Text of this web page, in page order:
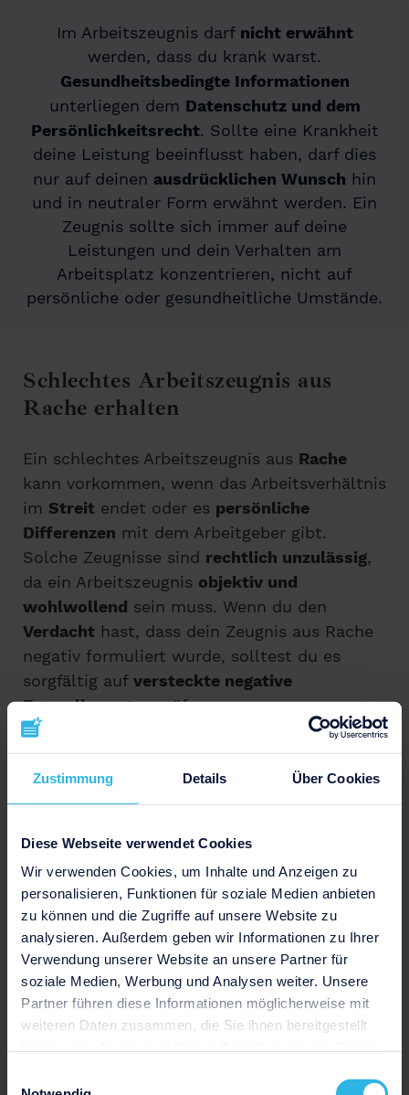
Zustimmung Details Über Cookies
Diese Webseite verwendet Cookies
Wir verwenden Cookies, um Inhalte und Anzeigen zu
personalisieren, Funktionen für soziale Medien anbieten
zu können und die Zugriffe auf unsere Website zu
analysieren. Außerdem geben wir Informationen zu Ihrer
Verwendung unserer Website an unsere Partner für
soziale Medien, Werbung und Analysen weiter. Unsere
Partner führen diese Informationen möglicherweise mit
weiteren Daten zusammen, die Sie ihnen bereitgestellt
Im Arbeitszeugnis darf nicht erwähnt
werden, dass du krank warst.
Gesundheitsbedingte Informationen
unterliegen dem Datenschutz und dem
Persönlichkeitsrecht. Sollte eine Krankheit
deine Leistung beeinflusst haben, darf dies
nur auf deinen ausdrücklichen Wunsch hin
und in neutraler Form erwähnt werden. Ein
Zeugnis sollte sich immer auf deine
Leistungen und dein Verhalten am
Arbeitsplatz konzentrieren, nicht auf
persönliche oder gesundheitliche Umstände.
Schlechtes Arbeitszeugnis aus
Rache erhalten
Ein schlechtes Arbeitszeugnis aus Rache
kann vorkommen, wenn das Arbeitsverhältnis
im Streit endet oder es persönliche
Differenzen mit dem Arbeitgeber gibt.
Solche Zeugnisse sind rechtlich unzulässig,
da ein Arbeitszeugnis objektiv und
wohlwollend sein muss. Wenn du den
Verdacht hast, dass dein Zeugnis aus Rache
negativ formuliert wurde, solltest du es
sorgfältig auf versteckte negative
Formulierungenprüfen.
In solchen Fällen empfiehlt es sich, zunächst
das Gespräch mit dem Arbeitgeberzu
suchen, um dieDifferenzenaus dem Weg zu
Sollte das nicht helfen, können
Schrittein Erwägung gezogen werden, wie
eine Klage vor dem Arbeitsgericht, um ein
faires Zeugnis
zu erhalten.
In beiden Fällen solltest duBeweise für
deine guten Leistungenparat haben. Das
könnten positiveRückmeldungen,
Leistungsbewertungen oder
sein. Solche Dokumente